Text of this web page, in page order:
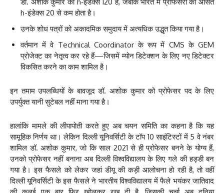
h-इंडेक्स 20 से कम होता है।
उनके शोध पत्रों को अकादमिक समुदाय में अत्यधिक उद्धृत किया गया है।
वर्तमान में वे Technical Coordinator के रूप में CMS के GEM
प्रोजेक्ट का नेतृत्व कर रहे हैं—जिसमें म्योन डिटेक्शन के लिए नए डिटेक्टर
विकसित करने का काम शामिल है।
इन तमाम उपलब्धियों के बावजूद डॉ. अशोक कुमार को प्रोफेसर पद के लिए
उपर्युक्त यानी सुटेबल नहीं माना गया है।
हालांकि मामले की लीपापोती करते हुए अब चयन समिति का कहना है कि यह
सामूहिक निर्णय था। लेकिन दिल्ली यूनिवर्सिटी के टॉप 10 साइंटिस्टों में 5 वे नंबर
शामिल डॉ. अशोक कुमार, जो कि साल 2021 से ही प्रोफेसर बनने के योग्य हैं,
उनको प्रोफेसर नहीं बनाना अब दिल्ली विश्वविद्यालय के लिए गले की हड्डी बन
गया है। इस फैसले को लेकर जहां डीयू की कड़ी आलोचना हो रही है, तो वहीं
दिल्ली यूनिवर्सिटी के इस फैसले ने भारतीय विश्वविद्यालय में फैले भयंकर जातिवाद